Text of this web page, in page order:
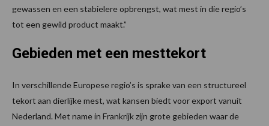
gewassen en een stabielere opbrengst, wat mest in die regio’s
tot een gewild product maakt.”
Gebieden met een mesttekort
In verschillende Europese regio’s is sprake van een structureel
tekort aan dierlijke mest, wat kansen biedt voor export vanuit
Nederland. Met name in Frankrijk zijn grote gebieden waar de